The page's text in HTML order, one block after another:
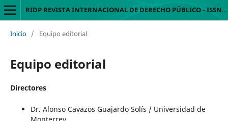
RIDP REVISTA INTERNACIONAL DE DERECHO PÚBLICO - ISSN 2954-3924
Inicio / Equipo editorial
Equipo editorial
Directores
Dr. Alonso Cavazos Guajardo Solís / Universidad de